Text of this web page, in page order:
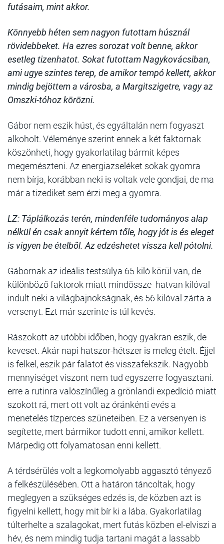
futásaim, mint akkor.
Könnyebb héten sem nagyon futottam húsznál
rövidebbeket. Ha ezres sorozat volt benne, akkor
esetleg tizenhatot. Sokat futottam Nagykovácsiban,
ami ugye szintes terep, de amikor tempó kellett, akkor
mindig bejöttem a városba, a Margitszigetre, vagy az
Omszki-tóhoz körözni.
Gábor nem eszik húst, és egyáltalán nem fogyaszt
alkoholt. Véleménye szerint ennek a két faktornak
köszönheti, hogy gyakorlatilag bármit képes
megemészteni. Az energiazseléket sokak gyomra
nem bírja, korábban neki is voltak vele gondjai, de ma
már a tizediket sem érzi meg a gyomra.
LZ: Táplálkozás terén, mindenféle tudományos alap
nélkül én csak annyit kértem tőle, hogy jót is és eleget
is vigyen be ételből. Az edzéshetet vissza kell pótolni.
Gábornak az ideális testsúlya 65 kiló körül van, de
különböző faktorok miatt mindössze hatvan kilóval
indult neki a világbajnokságnak, és 56 kilóval zárta a
versenyt. Ezt már szerinte is túl kevés.
Rászokott az utóbbi időben, hogy gyakran eszik, de
keveset. Akár napi hatszor-hétszer is meleg ételt. Éjjel
is felkel, eszik pár falatot és visszafekszik. Nagyobb
mennyiséget viszont nem tud egyszerre fogyasztani.
erre a rutinra valószínűleg a grönlandi expedíció miatt
szokott rá, mert ott volt az óránkénti evés a
menetelés tízperces szüneteiben. Ez a versenyen is
segítette, mert bármikor tudott enni, amikor kellett.
Márpedig ott folyamatosan enni kellett.
A térdsérülés volt a legkomolyabb aggasztó tényező
a felkészülésében. Ott a határon táncoltak, hogy
meglegyen a szükséges edzés is, de közben azt is
figyelni kellett, hogy mit bír ki a lába. Gyakorlatilag
túlterhelte a szalagokat, mert futás közben el-elviszi a
hév, és nem mindig tudja tartani magát a lassabb